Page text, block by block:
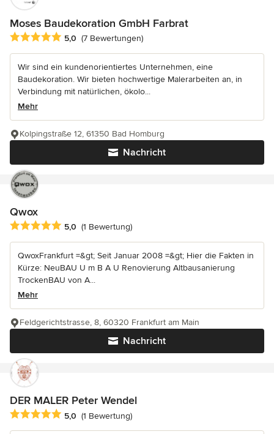
Moses Baudekoration GmbH Farbrat
Durchschnittliche Bewertung: 5 von 5 Sternen
5,0 (7 Bewertungen)
Wir sind ein kundenorientiertes Unternehmen, eine
Baudekoration. Wir bieten hochwertige Malerarbeiten an, in
Verbindung mit natürlichen, ökolo...
Mehr
Nachricht
Kolpingstraße 12, 61350 Bad Homburg
Qwox
Durchschnittliche Bewertung: 5 von 5 Sternen
5,0 (1 Bewertung)
QwoxFrankfurt =&gt; Seit Januar 2008 =&gt; Hier die Fakten in
Kürze: NeuBAU U m B A U Renovierung Altbausanierung
TrockenBAU von A...
Mehr
Nachricht
Feldgerichtstrasse, 8, 60320 Frankfurt am Main
DER MALER Peter Wendel
Durchschnittliche Bewertung: 5 von 5 Sternen
5,0 (1 Bewertung)